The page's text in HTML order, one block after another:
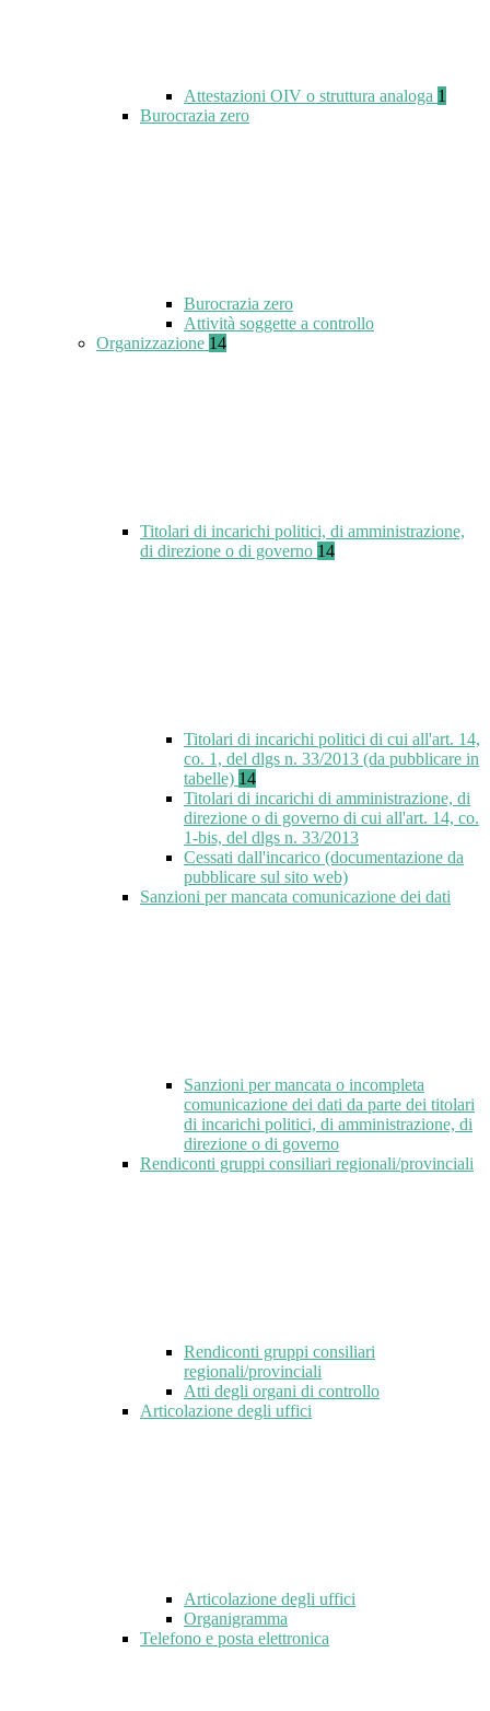
Attestazioni OIV o struttura analoga 1
Burocrazia zero
Burocrazia zero
Attività soggette a controllo
Organizzazione 14
Titolari di incarichi politici, di amministrazione,
di direzione o di governo 14
Titolari di incarichi politici di cui all'art. 14,
co. 1, del dlgs n. 33/2013 (da pubblicare in
tabelle) 14
Titolari di incarichi di amministrazione, di
direzione o di governo di cui all'art. 14, co.
1-bis, del dlgs n. 33/2013
Cessati dall'incarico (documentazione da
pubblicare sul sito web)
Sanzioni per mancata comunicazione dei dati
Sanzioni per mancata o incompleta
comunicazione dei dati da parte dei titolari
di incarichi politici, di amministrazione, di
direzione o di governo
Rendiconti gruppi consiliari regionali/provinciali
Rendiconti gruppi consiliari
regionali/provinciali
Atti degli organi di controllo
Articolazione degli uffici
Articolazione degli uffici
Organigramma
Telefono e posta elettronica